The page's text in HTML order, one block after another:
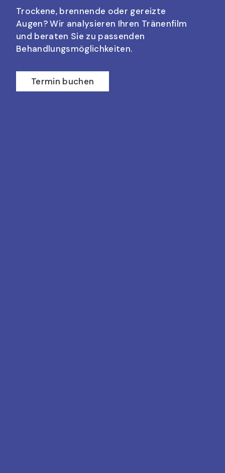
Trockene, brennende oder gereizte
Augen? Wir analysieren Ihren Tränenfilm
und beraten Sie zu passenden
Behandlungsmöglichkeiten.
Termin buchen